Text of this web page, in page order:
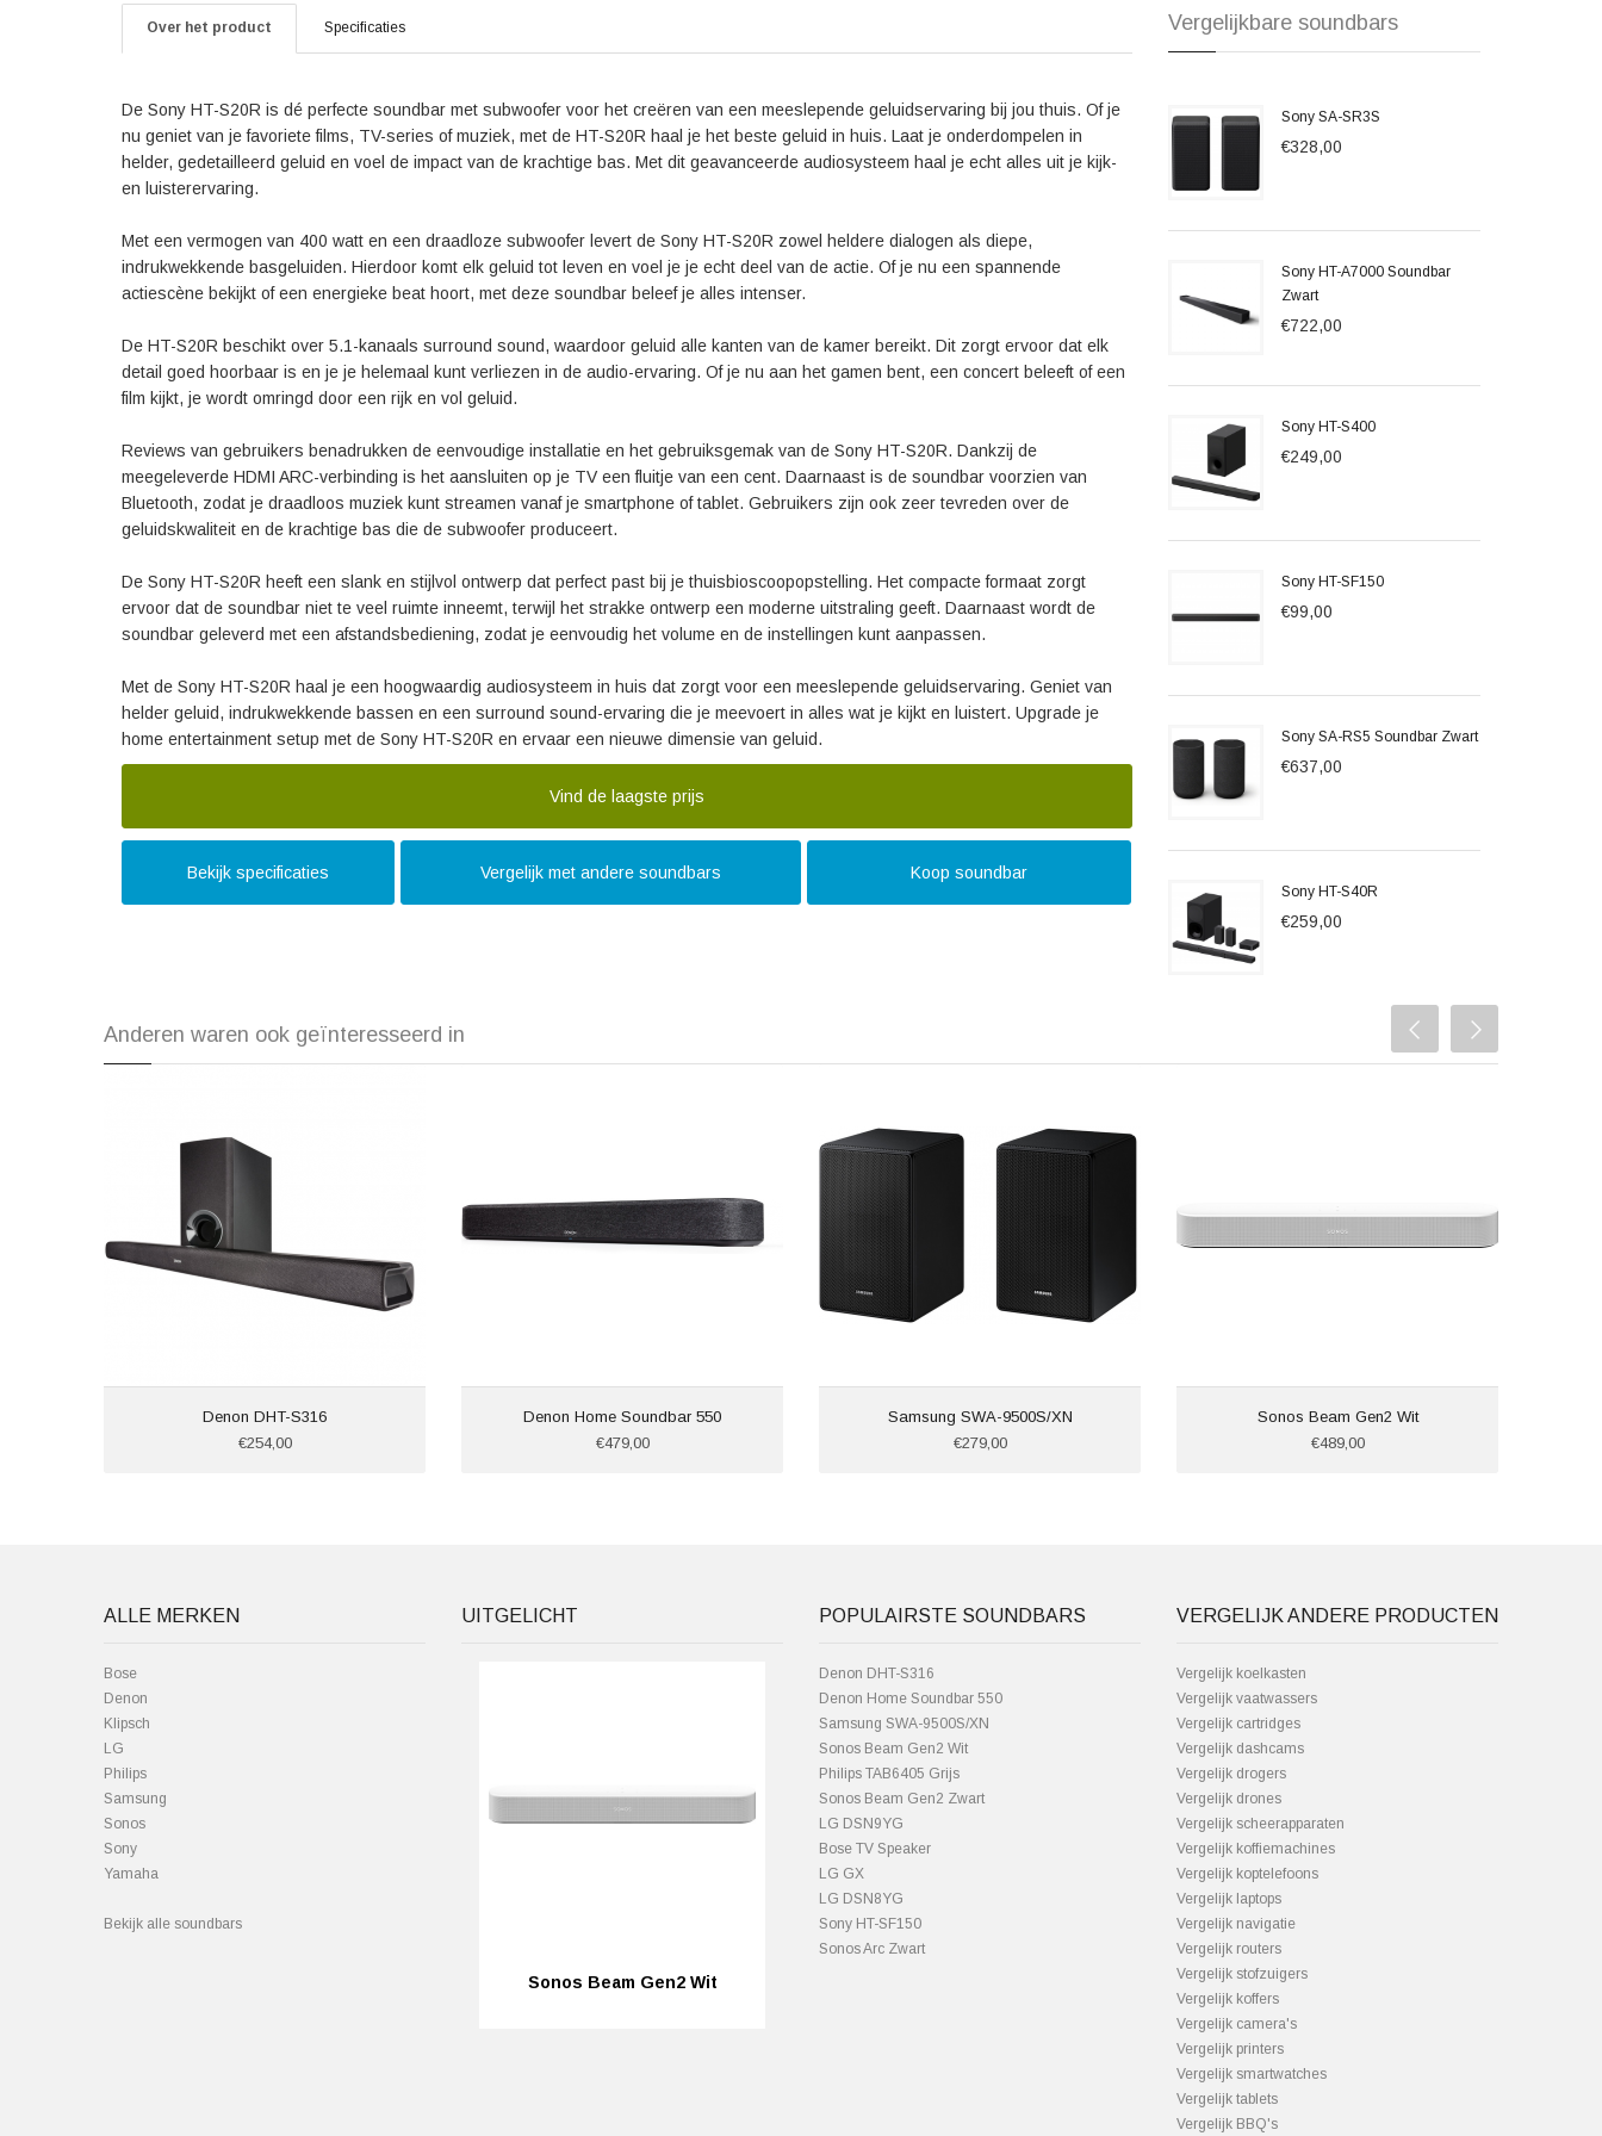
Over het product Specificaties
De Sony HT-S20R is dé perfecte soundbar met subwoofer voor het creëren van een meeslepende geluidservaring bij jou thuis. Of je
nu geniet van je favoriete films, TV-series of muziek, met de HT-S20R haal je het beste geluid in huis. Laat je onderdompelen in
helder, gedetailleerd geluid en voel de impact van de krachtige bas. Met dit geavanceerde audiosysteem haal je echt alles uit je kijk-
en luisterervaring.
Met een vermogen van 400 watt en een draadloze subwoofer levert de Sony HT-S20R zowel heldere dialogen als diepe,
indrukwekkende basgeluiden. Hierdoor komt elk geluid tot leven en voel je je echt deel van de actie. Of je nu een spannende
actiescène bekijkt of een energieke beat hoort, met deze soundbar beleef je alles intenser.
De HT-S20R beschikt over 5.1-kanaals surround sound, waardoor geluid alle kanten van de kamer bereikt. Dit zorgt ervoor dat elk
detail goed hoorbaar is en je je helemaal kunt verliezen in de audio-ervaring. Of je nu aan het gamen bent, een concert beleeft of een
film kijkt, je wordt omringd door een rijk en vol geluid.
Reviews van gebruikers benadrukken de eenvoudige installatie en het gebruiksgemak van de Sony HT-S20R. Dankzij de
meegeleverde HDMI ARC-verbinding is het aansluiten op je TV een fluitje van een cent. Daarnaast is de soundbar voorzien van
Bluetooth, zodat je draadloos muziek kunt streamen vanaf je smartphone of tablet. Gebruikers zijn ook zeer tevreden over de
geluidskwaliteit en de krachtige bas die de subwoofer produceert.
De Sony HT-S20R heeft een slank en stijlvol ontwerp dat perfect past bij je thuisbioscoopopstelling. Het compacte formaat zorgt
ervoor dat de soundbar niet te veel ruimte inneemt, terwijl het strakke ontwerp een moderne uitstraling geeft. Daarnaast wordt de
soundbar geleverd met een afstandsbediening, zodat je eenvoudig het volume en de instellingen kunt aanpassen.
Met de Sony HT-S20R haal je een hoogwaardig audiosysteem in huis dat zorgt voor een meeslepende geluidservaring. Geniet van
helder geluid, indrukwekkende bassen en een surround sound-ervaring die je meevoert in alles wat je kijkt en luistert. Upgrade je
home entertainment setup met de Sony HT-S20R en ervaar een nieuwe dimensie van geluid.
Vind de laagste prijs
Bekijk specificaties Vergelijk met andere soundbars Koop soundbar
Vergelijkbare soundbars
Sony SA-SR3S
€328,00
Sony HT-A7000 Soundbar
Zwart
€722,00
Sony HT-S400
€249,00
Sony HT-SF150
€99,00
Sony SA-RS5 Soundbar Zwart
€637,00
Sony HT-S40R
€259,00
Anderen waren ook geïnteresseerd in
Denon DHT-S316
€254,00
Denon Home Soundbar 550
€479,00
Samsung SWA-9500S/XN
€279,00
Sonos Beam Gen2 Wit
€489,00
ALLE MERKEN
Bose
Denon
Klipsch
LG
Philips
Samsung
Sonos
Sony
Yamaha
Bekijk alle soundbars
UITGELICHT
Sonos Beam Gen2 Wit
POPULAIRSTE SOUNDBARS
Denon DHT-S316
Denon Home Soundbar 550
Samsung SWA-9500S/XN
Sonos Beam Gen2 Wit
Philips TAB6405 Grijs
Sonos Beam Gen2 Zwart
LG DSN9YG
Bose TV Speaker
LG GX
LG DSN8YG
Sony HT-SF150
Sonos Arc Zwart
VERGELIJK ANDERE PRODUCTEN
Vergelijk koelkasten
Vergelijk vaatwassers
Vergelijk cartridges
Vergelijk dashcams
Vergelijk drogers
Vergelijk drones
Vergelijk scheerapparaten
Vergelijk koffiemachines
Vergelijk koptelefoons
Vergelijk laptops
Vergelijk navigatie
Vergelijk routers
Vergelijk stofzuigers
Vergelijk koffers
Vergelijk camera's
Vergelijk printers
Vergelijk smartwatches
Vergelijk tablets
Vergelijk BBQ's